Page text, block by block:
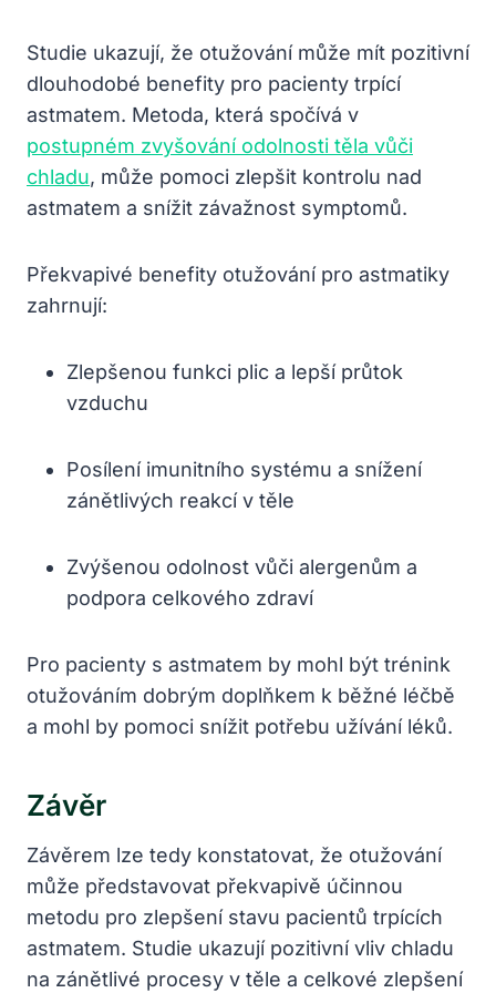
Studie ukazují, že otužování může mít pozitivní
dlouhodobé benefity pro pacienty trpící
astmatem. Metoda, která spočívá v
postupném zvyšování odolnosti těla vůči
chladu, může pomoci zlepšit kontrolu nad
astmatem a snížit závažnost symptomů.
Překvapivé benefity otužování pro astmatiky
zahrnují:
Zlepšenou funkci plic a lepší průtok
vzduchu
Posílení imunitního systému a snížení
zánětlivých reakcí v těle
Zvýšenou odolnost vůči alergenům a
podpora celkového zdraví
Pro pacienty s astmatem by mohl být trénink
otužováním dobrým doplňkem k běžné léčbě
a mohl by pomoci snížit potřebu užívání léků.
Závěr
Závěrem lze tedy konstatovat, že otužování
může představovat překvapivě účinnou
metodu pro zlepšení stavu pacientů trpících
astmatem. Studie ukazují pozitivní vliv chladu
na zánětlivé procesy v těle a celkové zlepšení